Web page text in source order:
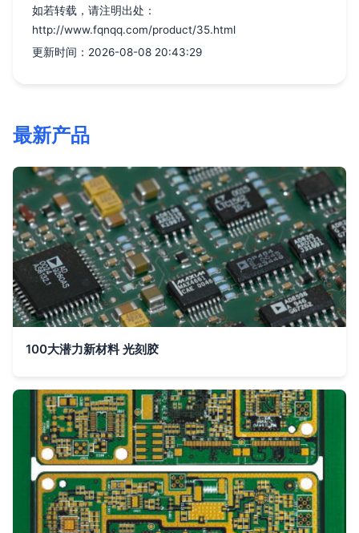
如若转载，请注明出处：
http://www.fqnqq.com/product/35.html
更新时间：2026-08-08 20:43:29
最新产品
100大潜力新材料 光刻胶